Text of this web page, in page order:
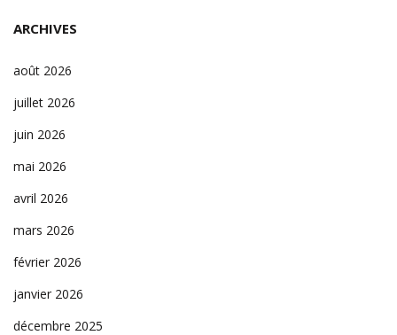
ARCHIVES
août 2026
juillet 2026
juin 2026
mai 2026
avril 2026
mars 2026
février 2026
janvier 2026
décembre 2025